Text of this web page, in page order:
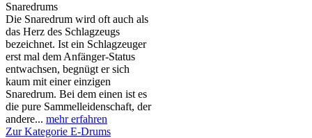
Snaredrums
Die Snaredrum wird oft auch als
das Herz des Schlagzeugs
bezeichnet. Ist ein Schlagzeuger
erst mal dem Anfänger-Status
entwachsen, begnügt er sich
kaum mit einer einzigen
Snaredrum. Bei dem einen ist es
die pure Sammelleidenschaft, der
andere... mehr erfahren
Zur Kategorie E-Drums